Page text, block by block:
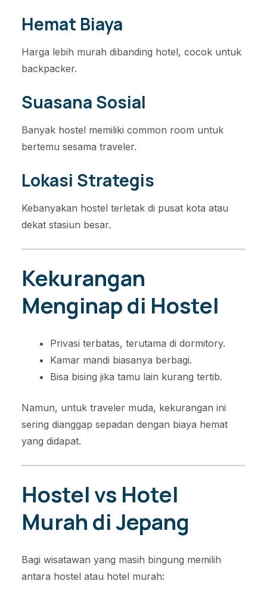
Hemat Biaya
Harga lebih murah dibanding hotel, cocok untuk
backpacker.
Suasana Sosial
Banyak hostel memiliki common room untuk
bertemu sesama traveler.
Lokasi Strategis
Kebanyakan hostel terletak di pusat kota atau
dekat stasiun besar.
Kekurangan
Menginap di Hostel
Privasi terbatas, terutama di dormitory.
Kamar mandi biasanya berbagi.
Bisa bising jika tamu lain kurang tertib.
Namun, untuk traveler muda, kekurangan ini
sering dianggap sepadan dengan biaya hemat
yang didapat.
Hostel vs Hotel
Murah di Jepang
Bagi wisatawan yang masih bingung memilih
antara hostel atau hotel murah: